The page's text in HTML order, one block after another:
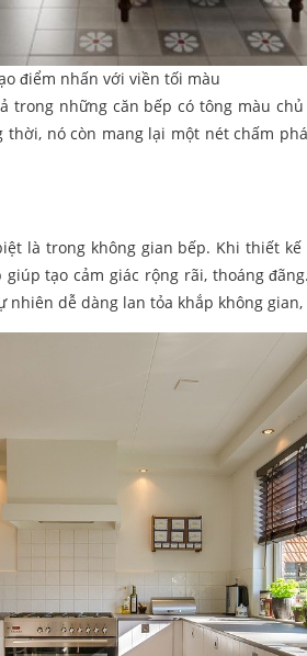
điểm nhấn với viền tối màu
trong những căn bếp có tông màu
nó còn mang lại một nét chấm
là trong không gian bếp. Khi thiết
tạo cảm giác rộng rãi, thoáng
dễ dàng lan tỏa khắp không gian,